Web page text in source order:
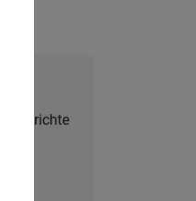
Berichte